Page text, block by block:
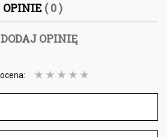
OPINIE ( 0 )
DODAJ OPINIĘ